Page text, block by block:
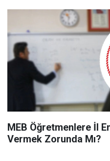
MEB Öğretmenlere İl
Vermek Zorunda Mı?